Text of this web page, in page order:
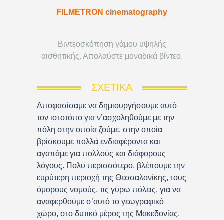
FILMETRON cinematography
Βιντεοσκόπηση γάμου υψηλής
αισθητικής. Απολαύστε μοναδικά βίντεο.
ΣΧΕΤΙΚΆ
Αποφασίσαμε να δημιουργήσουμε αυτό
τον ιστοτόπο για ν’ασχοληθούμε με την
πόλη στην οποία ζούμε, στην οποία
βρίσκουμε πολλά ενδιαφέροντα και
αγαπάμε για πολλούς και διάφορους
λόγους. Πολύ περισσότερο, βλέπουμε την
ευρύτερη περιοχή της Θεσσαλονίκης, τους
όμορους νομούς, τις γύρω πόλεις, για να
αναφερθούμε σ’αυτό το γεωγραφικό
χώρο, στο δυτικό μέρος της Μακεδονίας,